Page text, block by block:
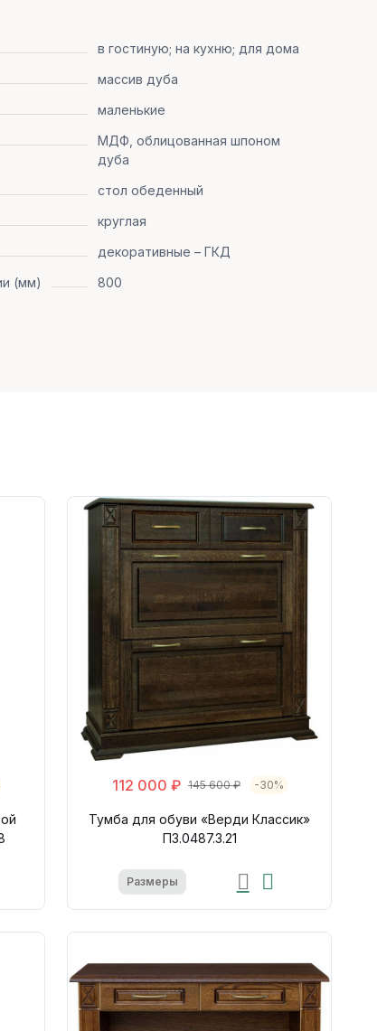
в гостиную; на кухню; для дома
массив дуба
маленькие
МДФ, облицованная шпоном
дуба
стол обеденный
круглая
декоративные – ГКД
(мм)
800
112 000 ₽ 145 600 ₽ -30%
Тумба для обуви «Верди Классик»
П3.0487.3.21
Размеры